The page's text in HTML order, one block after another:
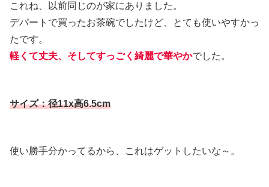
これね、以前同じのが家にありました。
デパートで買ったお茶碗でしたけど、とても使いやすかっ
たです。
軽くて丈夫、そしてすっごく綺麗で華やかでした。
サイズ：径11x高6.5cm
使い勝手分かってるから、これはゲットしたいな～。